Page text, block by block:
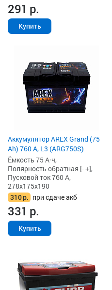
291 р.
Купить
Аккумулятор AREX Grand (75
Ah) 760 А, L3 (ARG750S)
Ёмкость 75 А·ч,
Полярность обратная [- +],
Пусковой ток 760 А,
278x175x190
310р. при сдаче акб
331 р.
Купить